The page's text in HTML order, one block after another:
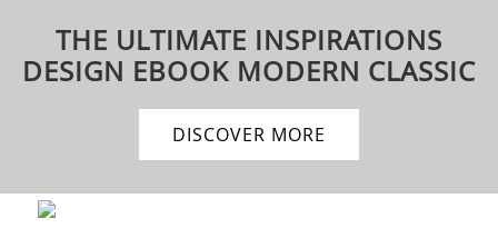
THE ULTIMATE INSPIRATIONS
DESIGN EBOOK MODERN CLASSIC
DISCOVER MORE